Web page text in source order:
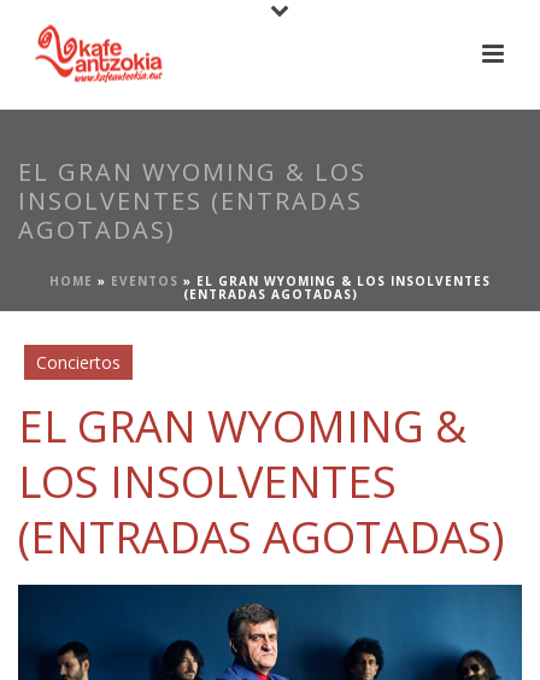
EL GRAN WYOMING & LOS
INSOLVENTES (ENTRADAS
AGOTADAS)
HOME » EVENTOS » EL GRAN WYOMING & LOS INSOLVENTES
(ENTRADAS AGOTADAS)
Conciertos
EL GRAN WYOMING &
LOS INSOLVENTES
(ENTRADAS AGOTADAS)